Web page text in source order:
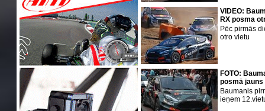
VIDEO:
RX posma
Pēc pirmās
otro vietu
FOTO:
posmā jauns
Baumanis
ieņem